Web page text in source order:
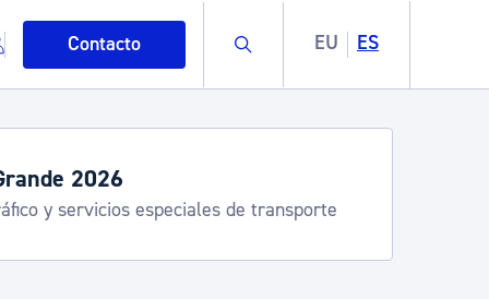
Contacto Buscar EU ES
de verano
Kirola, Donostia Kultura, San Telmo,
Turismo